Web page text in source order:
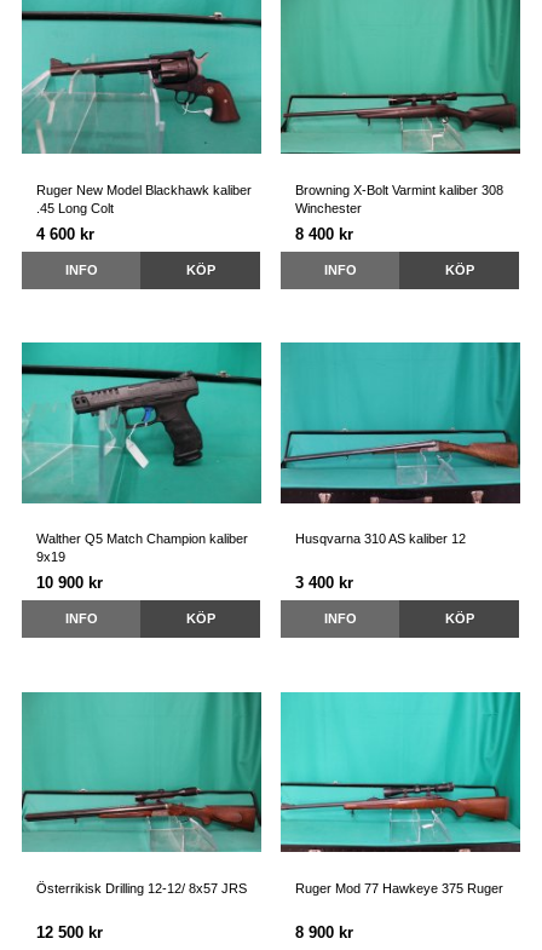
Ruger New Model Blackhawk kaliber
.45 Long Colt
4 600 kr
INFO KÖP
Browning X-Bolt Varmint kaliber 308
Winchester
8 400 kr
INFO KÖP
Walther Q5 Match Champion kaliber
9x19
10 900 kr
INFO KÖP
Husqvarna 310 AS kaliber 12
3 400 kr
INFO KÖP
Österrikisk Drilling 12-12/ 8x57 JRS
12 500 kr
Ruger Mod 77 Hawkeye 375 Ruger
8 900 kr